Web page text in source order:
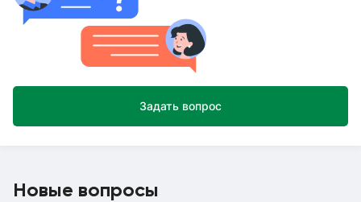
Задать вопрос
Новые вопросы